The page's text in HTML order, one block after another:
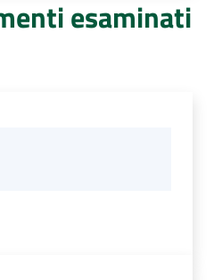
esaminati